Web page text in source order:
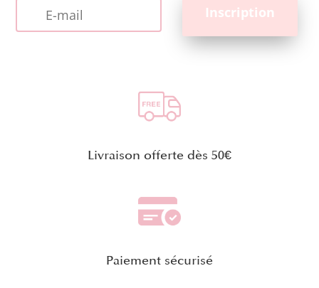
Livraison offerte dès 50€
Paiement sécurisé